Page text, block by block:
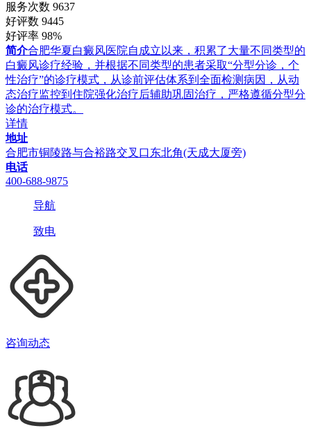
服务次数 9637
好评数 9445
好评率 98%
简介合肥华夏白癜风医院自成立以来，积累了大量不同类型的
白癜风诊疗经验，并根据不同类型的患者采取“分型分诊，个
性治疗”的诊疗模式，从诊前评估体系到全面检测病因，从动
态治疗监控到住院强化治疗后辅助巩固治疗，严格遵循分型分
诊的治疗模式。
详情
地址
合肥市铜陵路与合裕路交叉口东北角(天成大厦旁)
电话
400-688-9875
导航
致电
咨询动态